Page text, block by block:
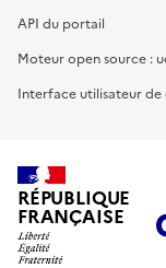
API du portail
Moteur open source :
Interface utilisateur
RÉPUBLIQUE
FRANÇAISE